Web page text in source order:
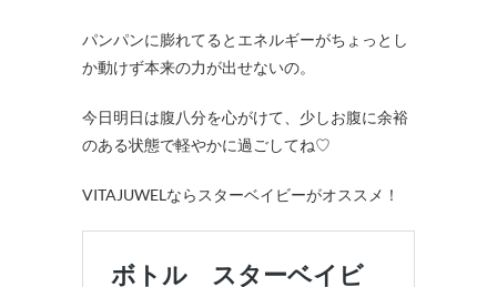
パンパンに膨れてるとエネルギーがちょっとし
か動けず本来の力が出せないの。
今日明日は腹八分を心がけて、少しお腹に余裕
のある状態で軽やかに過ごしてね♡
VITAJUWELならスターベイビーがオススメ！